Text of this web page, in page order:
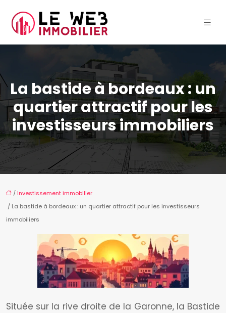
La bastide à bordeaux : un
quartier attractif pour les
investisseurs immobiliers
/ Investissement immobilier
/ La bastide à bordeaux : un quartier attractif pour les investisseurs
immobiliers
Située sur la rive droite de la Garonne, la Bastide